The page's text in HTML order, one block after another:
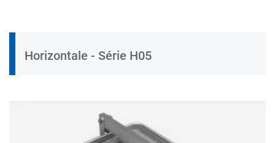
Horizontale - Série H05